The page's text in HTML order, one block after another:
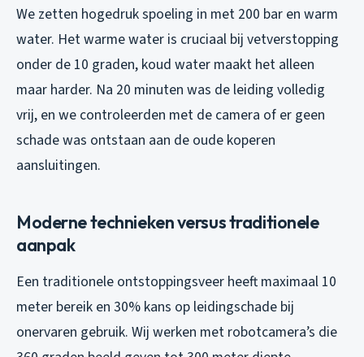
We zetten hogedruk spoeling in met 200 bar en warm
water. Het warme water is cruciaal bij vetverstopping
onder de 10 graden, koud water maakt het alleen
maar harder. Na 20 minuten was de leiding volledig
vrij, en we controleerden met de camera of er geen
schade was ontstaan aan de oude koperen
aansluitingen.
Moderne technieken versus traditionele
aanpak
Een traditionele ontstoppingsveer heeft maximaal 10
meter bereik en 30% kans op leidingschade bij
onervaren gebruik. Wij werken met robotcamera’s die